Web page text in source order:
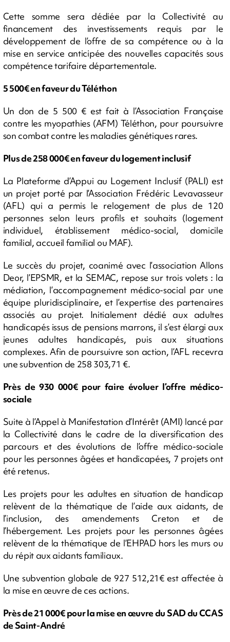
Cette somme sera dédiée par la Collectivité au
financement des investissements requis par le
développement de l’offre de sa compétence ou à la
mise en service anticipée des nouvelles capacités sous
compétence tarifaire départementale.
5 500€ en faveur du Téléthon
Un don de 5 500 € est fait à l’Association Française
contre les myopathies (AFM) Téléthon, pour poursuivre
son combat contre les maladies génétiques rares.
Plus de 258 000€ en faveur du logement inclusif
La Plateforme d’Appui au Logement Inclusif (PALI) est
un projet porté par l’Association Frédéric Levavasseur
(AFL) qui a permis le relogement de plus de 120
personnes selon leurs profils et souhaits (logement
individuel, établissement médico-social, domicile
familial, accueil familial ou MAF).
Le succès du projet, coanimé avec l’association Allons
Deor, l’EPSMR, et la SEMAC, repose sur trois volets : la
médiation, l’accompagnement médico-social par une
équipe pluridisciplinaire, et l’expertise des partenaires
associés au projet. Initialement dédié aux adultes
handicapés issus de pensions marrons, il s’est élargi aux
jeunes adultes handicapés, puis aux situations
complexes. Afin de poursuivre son action, l’AFL recevra
une subvention de 258 303,71 €.
Près de 930 000€ pour faire évoluer l’offre médico-
sociale
Suite à l’Appel à Manifestation d’Intérêt (AMI) lancé par
la Collectivité dans le cadre de la diversification des
parcours et des évolutions de l’offre médico-sociale
pour les personnes âgées et handicapées, 7 projets ont
été retenus.
Les projets pour les adultes en situation de handicap
relèvent de la thématique de l’aide aux aidants, de
l’inclusion, des amendements Creton et de
l’hébergement. Les projets pour les personnes âgées
relèvent de la thématique de l’EHPAD hors les murs ou
du répit aux aidants familiaux.
Une subvention globale de 927 512,21€ est affectée à
la mise en œuvre de ces actions.
Près de 21 000€ pour la mise en œuvre du SAD du CCAS
de Saint-André